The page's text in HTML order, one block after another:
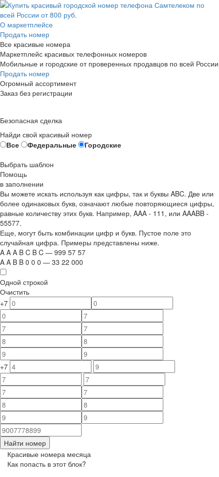
О маркетплейсе
Продать номер
Все красивые номера
Маркетплейс красивых телефонных номеров
Мобильные и городские от проверенных продавцов по всей России
Продать номер
Огромный ассортимент
Заказ без регистрации
Безопасная сделка
Найди свой красивый номер
Все
Федеральные
Городские
Выбрать шаблон
Помощь
в заполнении
Вы можете искать используя как цифры, так и буквы ABC. Две или
более одинаковых букв, означают любые повторяющиеся цифры,
равные количеству этих букв. Например, AAA - 111 , или AAABB -
55577.
Еще, могут быть комбинации цифр и букв. Пустое поле это
случайная цифра. Примеры представлены ниже.
A A A B C B C — 999 57 57
A A B B 0 0 0 — 33 22 000
Одной строкой
Очистить
+7
+7
Найти номер
Красивые номера месяца
Как попасть в этот блок?